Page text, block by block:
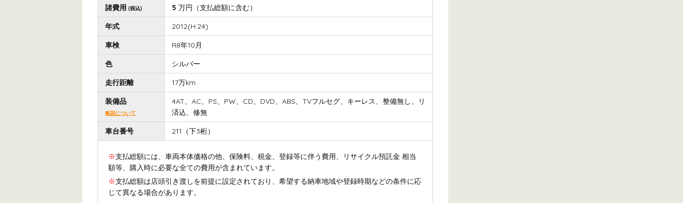
諸費用 (税込) 5 万円 （支払総額に含む）
年式 2012(H.24)
車検 R8年10月
色 シルバー
走行距離 17万km
装備品
略語について
4AT、AC、PS、PW、CD、DVD、ABS、TVフルセグ、キーレス、整備無し、リ
済込、修無
車台番号 211（下3桁）
※支払総額には、車両本体価格の他、保険料、税金、登録等に伴う費用、リサイクル預託金 相当
額等、購入時に必要な全ての費用が含まれています。
※支払総額は店頭引き渡しを前提に設定されており、希望する納車地域や登録時期などの条件に応
じて異なる場合があります。